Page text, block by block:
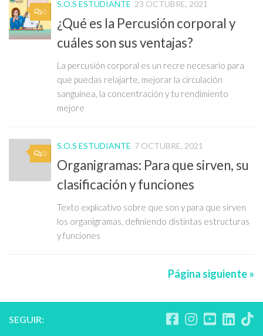
0
S.O.S ESTUDIANTE 23 OCTUBRE, 2021
¿Qué es la Percusión corporal y
cuáles son sus ventajas?
La percusión corporal es un recre necesario para
que puedas relajarte, mejorar la circulación
sanguínea, la concentración y tu rendimiento
mejore
0
S.O.S ESTUDIANTE 7 OCTUBRE, 2021
Organigramas: Para que sirven, su
clasificación y funciones
Texto explicativo sobre que son y para que sirven
los organigramas, definiendo distintas estructuras
y funciones
Página siguiente »
SEGUIR: